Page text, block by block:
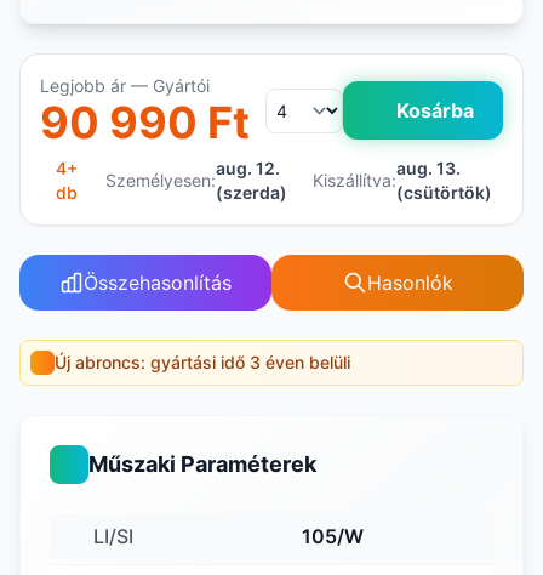
Legjobb ár — Gyártói
90 990 Ft Kosárba
4+
db
Személyesen:
aug. 12.
(szerda)
Kiszállítva:
aug. 13.
(csütörtök)
Összehasonlítás Hasonlók
Új abroncs: gyártási idő 3 éven belüli
Műszaki Paraméterek
LI/SI 105/W